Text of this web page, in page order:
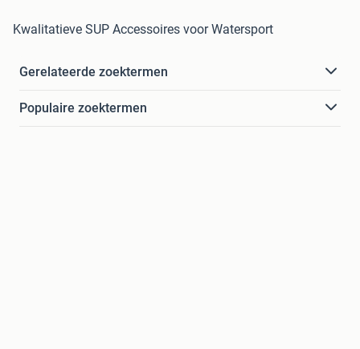
Kwalitatieve SUP Accessoires voor Watersport
Gerelateerde zoektermen
Populaire zoektermen